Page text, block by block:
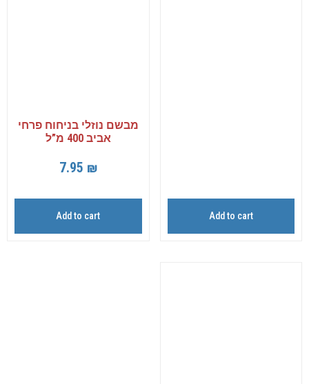
Add to cart
מבשם נוזלי בניחוח פרחי
אביב 400 מ”ל
7.95 ₪
Add to cart